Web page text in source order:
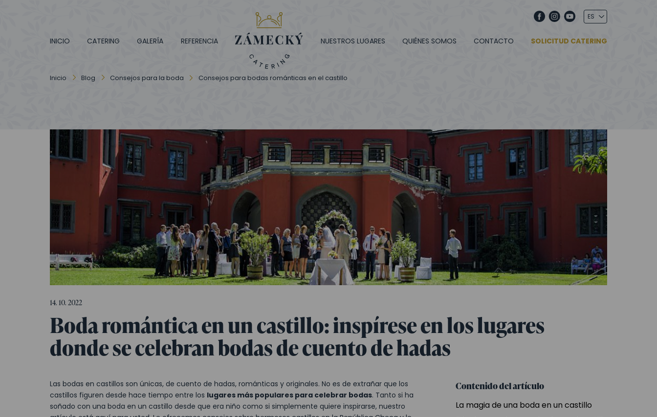
SOLICITUD CATERING
INICIO CATERING GALERÍA REFERENCIA NUESTROS LUGARES QUIÉNES SOMOS CONTACTO
Inicio Blog Consejos para la boda Consejos para bodas románticas en el castillo
14. 10. 2022
Boda romántica en un castillo: inspírese en los lugares
donde se celebran bodas de cuento de hadas
Las bodas en castillos son únicas, de cuento de hadas, románticas y originales. No es de extrañar que los
castillos figuren desde hace tiempo entre los lugares más populares para celebrar bodas. Tanto si ha
soñado con una boda en un castillo desde que era niño como si simplemente quiere inspirarse, nuestro
Contenido del artículo
La magia de una boda en un castillo